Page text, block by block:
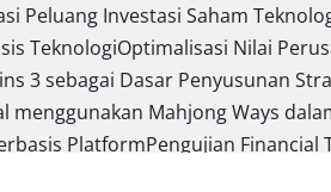
Peluang Investasi Saham
TeknologiOptimalisasi Nilai
3 sebagai Dasar Penyusunan
menggunakan Mahjong Ways
PlatformPengujian Financial